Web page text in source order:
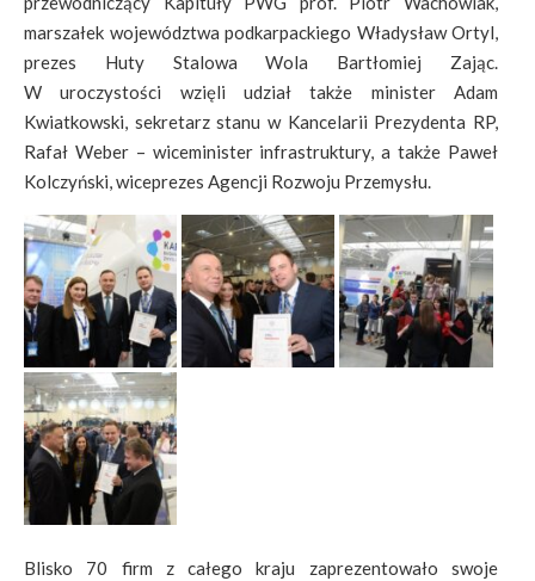
marszałek województwa podkarpackiego Władysław Ortyl,
prezes Huty Stalowa Wola Bartłomiej Zając.
W uroczystości wzięli udział także minister Adam
Kwiatkowski, sekretarz stanu w Kancelarii Prezydenta RP,
Rafał Weber – wiceminister infrastruktury, a także Paweł
Kolczyński, wiceprezes Agencji Rozwoju Przemysłu.
Blisko 70 firm z całego kraju zaprezentowało swoje